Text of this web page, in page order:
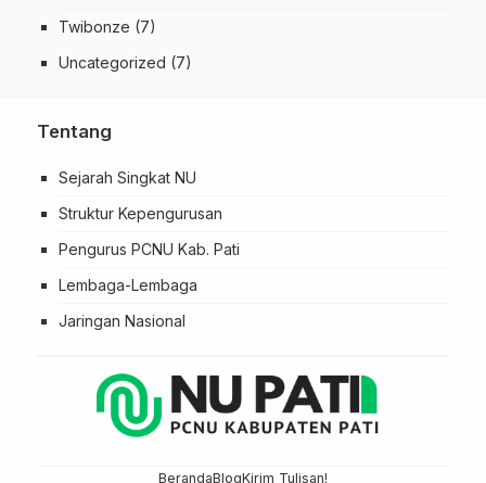
Twibonze (7)
Uncategorized (7)
Tentang
Sejarah Singkat NU
Struktur Kepengurusan
Pengurus PCNU Kab. Pati
Lembaga-Lembaga
Jaringan Nasional
BerandaBlogKirim Tulisan!